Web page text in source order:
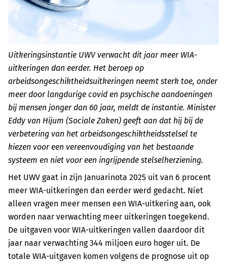
Uitkeringsinstantie UWV verwacht dit jaar meer WIA-
uitkeringen dan eerder. Het beroep op
arbeidsongeschiktheidsuitkeringen neemt sterk toe, onder
meer door langdurige covid en psychische aandoeningen
bij mensen jonger dan 60 jaar, meldt de instantie. Minister
Eddy van Hijum (Sociale Zaken) geeft aan dat hij bij de
verbetering van het arbeidsongeschiktheidsstelsel te
kiezen voor een vereenvoudiging van het bestaande
systeem en niet voor een ingrijpende stelselherziening.
Het UWV gaat in zijn Januarinota 2025 uit van 6 procent
meer WIA-uitkeringen dan eerder werd gedacht. Niet
alleen vragen meer mensen een WIA-uitkering aan, ook
worden naar verwachting meer uitkeringen toegekend.
De uitgaven voor WIA-uitkeringen vallen daardoor dit
jaar naar verwachting 344 miljoen euro hoger uit. De
totale WIA-uitgaven komen volgens de prognose uit op